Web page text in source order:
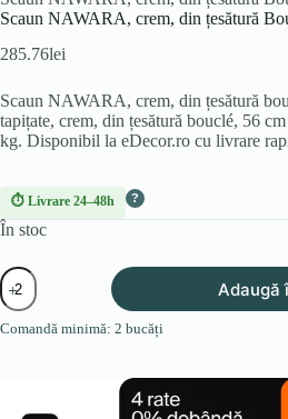
Scaun NAWARA, crem, din țesătură
285.76lei
Scaun NAWARA, crem, din țesătură
tapițate, crem, din țesătură bouclé, 56
kg. Disponibil la eDecor.ro cu livrare
⏱ Livrare 24–48h ?
În stoc
Cantitate
Scaun
NAWARA,
crem,
Adaugă
Comandă minimă: 2 bucăți